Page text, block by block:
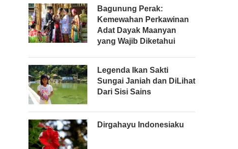
Bagunung Perak:
Kemewahan Perkawinan
Adat Dayak Maanyan
yang Wajib Diketahui
Legenda Ikan Sakti
Sungai Janiah dan DiLihat
Dari Sisi Sains
Dirgahayu Indonesiaku